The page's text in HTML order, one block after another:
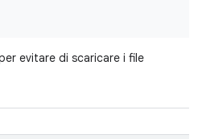
evitare di scaricare i file